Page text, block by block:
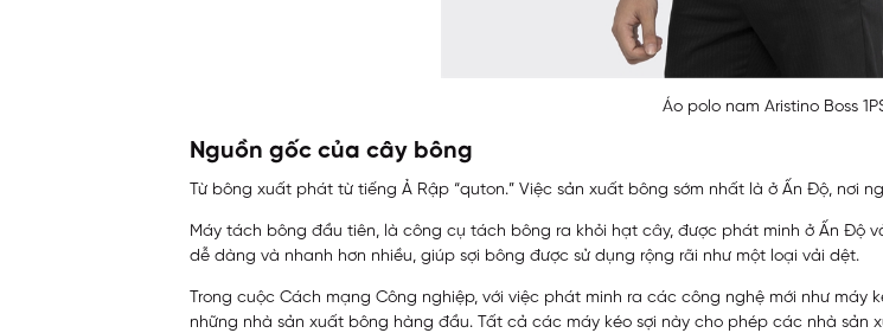
Áo polo nam Aristino Boss
Nguồn gốc của cây bông
Từ bông xuất phát từ tiếng Ả Rập “quton.” Việc sản xuất bông sớm nhất là ở Ấn Độ, nơi
Máy tách bông đầu tiên, là công cụ tách bông ra khỏi hạt cây, được phát minh ở Ấn Độ
dễ dàng và nhanh hơn nhiều, giúp sợi bông được sử dụng rộng rãi như một loại vải dệt.
Trong cuộc Cách mạng Công nghiệp, với việc phát minh ra các công nghệ mới như máy
những nhà sản xuất bông hàng đầu. Tất cả các máy kéo sợi này cho phép các nhà sản